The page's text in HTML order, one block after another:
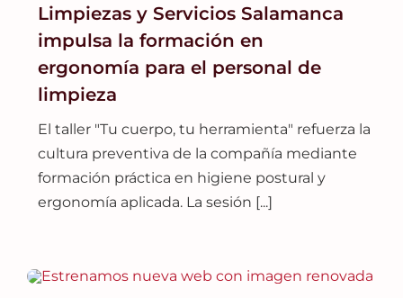
Limpiezas y Servicios Salamanca
impulsa la formación en
ergonomía para el personal de
limpieza
El taller "Tu cuerpo, tu herramienta" refuerza la
cultura preventiva de la compañía mediante
formación práctica en higiene postural y
ergonomía aplicada. La sesión [...]